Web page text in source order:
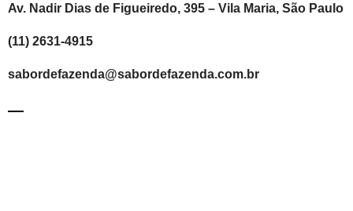
Av. Nadir Dias de Figueiredo, 395 – Vila Maria, São Paulo
(11) 2631-4915
sabordefazenda@sabordefazenda.com.br